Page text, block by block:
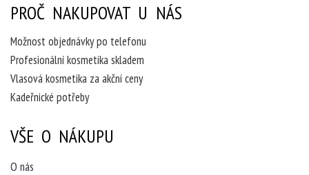
PROČ NAKUPOVAT U NÁS
Možnost objednávky po telefonu
Profesionální kosmetika skladem
Vlasová kosmetika za akční ceny
Kadeřnické potřeby
VŠE O NÁKUPU
O nás